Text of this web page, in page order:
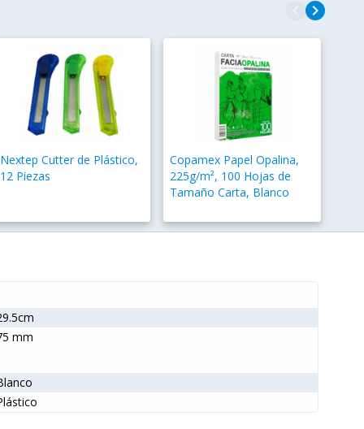
navigate_beforenavigate_next
Nextep Cutter de Plástico,
12 Piezas
Copamex Papel Opalina,
225g/m², 100 Hojas de
Tamaño Carta, Blanco
mm